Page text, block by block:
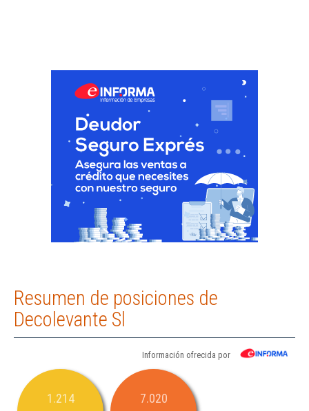
Resumen de posiciones de
Decolevante Sl
Información ofrecida por
1.214 7.020